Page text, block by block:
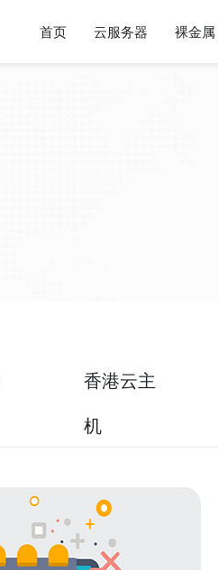
首页 云服务器 裸金属
香港云主
机